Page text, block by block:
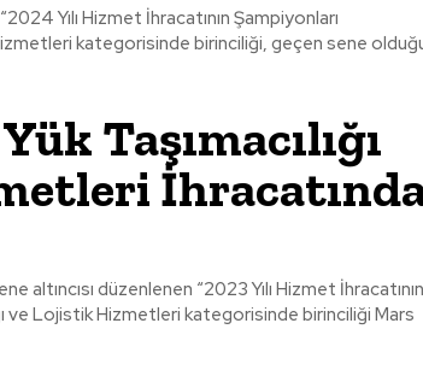
Yılı Hizmet İhracatının Şampiyonları
kategorisinde birinciliği, geçen sene
Taşımacılığı
altıncısı düzenlenen “2023 Yılı Hizmet İhracatının
ve Lojistik Hizmetleri kategorisinde birinciliği Mars